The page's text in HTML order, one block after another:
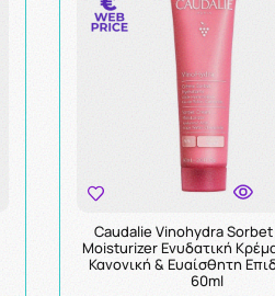
Caudalie Vinohydra
Moisturizer Ενυδατική
Κανονική & Ευαίσθητη
60ml